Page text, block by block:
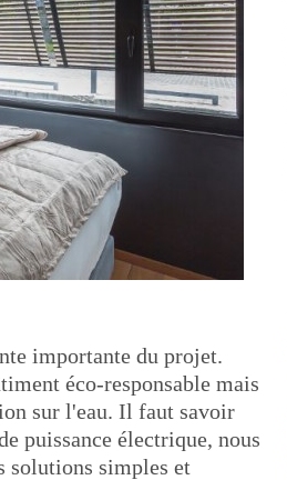
importante du projet.
éco-responsable mais
sur l'eau. Il faut savoir
puissance électrique, nous
simples et